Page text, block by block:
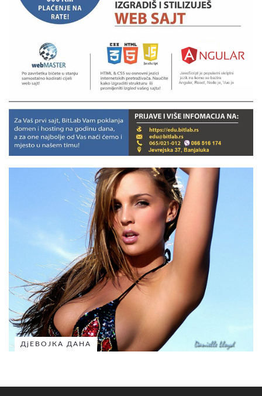
ДјЕВОЈКА ДАНА